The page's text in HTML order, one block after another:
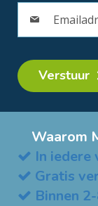
Verstuur
Waarom
In iedere
Gratis
Binnen